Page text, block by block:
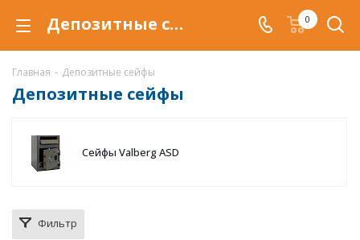
Депозитные сейфы в Тюмени, купить депозитные сейфы по низкой цене с доставкой 0
Главная - Депозитные сейфы
Депозитные сейфы
Сейфы Valberg ASD
Фильтр